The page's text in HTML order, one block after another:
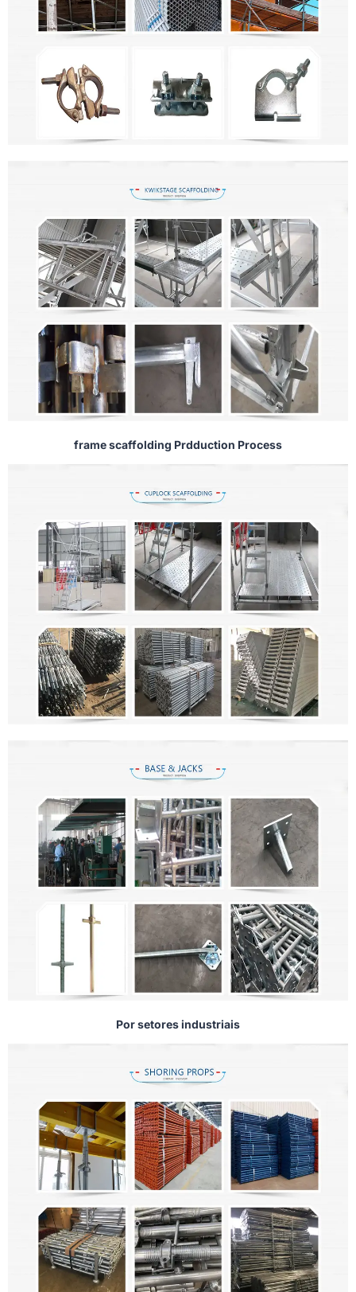
frame scaffolding Prdduction Process
Por setores industriais